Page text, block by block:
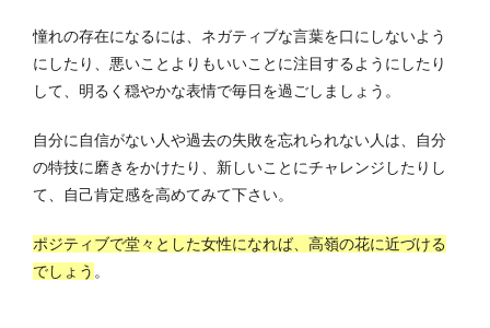
憧れの存在になるには、ネガティブな言葉を口にしないよう
にしたり、悪いことよりもいいことに注目するようにしたり
して、明るく穏やかな表情で毎日を過ごしましょう。
自分に自信がない人や過去の失敗を忘れられない人は、自分
の特技に磨きをかけたり、新しいことにチャレンジしたりし
て、自己肯定感を高めてみて下さい。
ポジティブで堂々とした女性になれば、高嶺の花に近づける
でしょう 。